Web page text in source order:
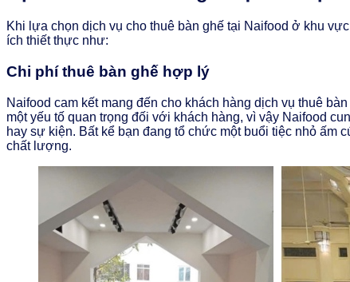
Khi lựa chọn dịch vụ cho thuê bàn ghế tại Naifood ở khu
ích thiết thực như:
Chi phí thuê bàn ghế hợp lý
Naifood cam kết mang đến cho khách hàng dịch vụ thuê
một yếu tố quan trọng đối với khách hàng, vì vậy Naifood
hay sự kiện. Bất kể bạn đang tổ chức một buổi tiệc nhỏ ấm
chất lượng.